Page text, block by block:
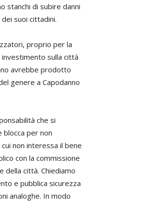
stanchi di subire danni
suoi cittadini.
proprio per la
sulla città
avrebbe prodotto
genere a Capodanno
che si
blocca per non
non interessa il bene
con la commissione
della città. Chiediamo
e pubblica sicurezza
analoghe. In modo